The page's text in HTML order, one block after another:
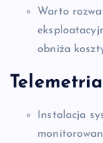
Warto
obniża
Instalacja